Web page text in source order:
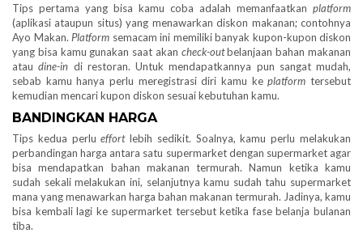
Tips pertama yang bisa kamu coba adalah memanfaatkan platform
(aplikasi ataupun situs) yang menawarkan diskon makanan; contohnya
Ayo Makan. Platform semacam ini memiliki banyak kupon-kupon diskon
yang bisa kamu gunakan saat akan check-outbelanjaan bahan makanan
ataudine-in di restoran. Untuk mendapatkannya pun sangat mudah,
sebab kamu hanya perlu meregistrasi diri kamu keplatformtersebut
kemudian mencari kupon diskon sesuai kebutuhan kamu.
BANDINGKAN HARGA
Tips kedua perlueffortlebih sedikit. Soalnya, kamu perlu melakukan
perbandingan harga antara satu supermarket dengan supermarket agar
bisa mendapatkan bahan makanan termurah. Namun ketika kamu
sudah sekali melakukan ini, selanjutnya kamu sudah tahu supermarket
mana yang menawarkan harga bahan makanan termurah. Jadinya, kamu
bisa kembali lagi ke supermarket tersebut ketika fase belanja bulanan
tiba.